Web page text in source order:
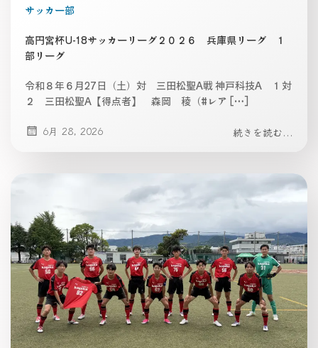
サッカー部
高円宮杯U-18サッカーリーグ２０２６ 兵庫県リーグ １
部リーグ
令和８年６月27日（土）対 三田松聖A戦 神戸科技A １対
２ 三田松聖A【得点者】 森岡 稜（#レア […]
6月 28, 2026 続きを読む...